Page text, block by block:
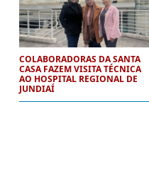
COLABORADORAS DA SANTA
CASA FAZEM VISITA TÉCNICA
AO HOSPITAL REGIONAL DE
JUNDIAÍ